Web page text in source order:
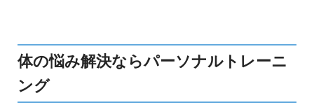
体の悩み解決ならパーソナルトレーニ
ング